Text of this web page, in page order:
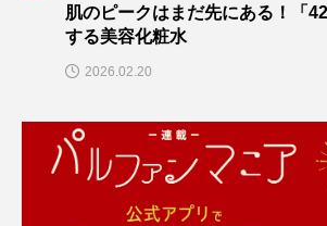
肌のピークはまだ先にある！「
する美容化粧水
2026.02.20